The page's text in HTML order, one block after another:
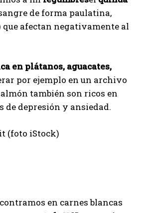
de forma paulatina,
que afectan negativamente al
en plátanos, aguacates,
por ejemplo en un archivo
también son ricos en
de depresión y ansiedad.
en carnes blancas